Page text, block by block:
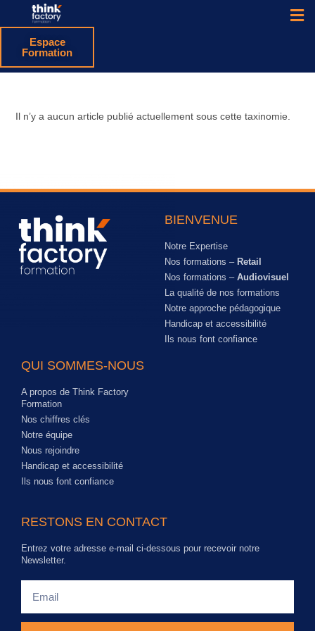
Espace
Formation
Il n’y a aucun article publié actuellement sous cette taxinomie.
BIENVENUE
Notre Expertise
Nos formations – Retail
Nos formations – Audiovisuel
La qualité de nos formations
Notre approche pédagogique
Handicap et accessibilité
Ils nous font confiance
QUI SOMMES-NOUS
A propos de Think Factory
Formation
Nos chiffres clés
Notre équipe
Nous rejoindre
Handicap et accessibilité
Ils nous font confiance
RESTONS EN CONTACT
Entrez votre adresse e-mail ci-dessous pour recevoir notre
Newsletter.